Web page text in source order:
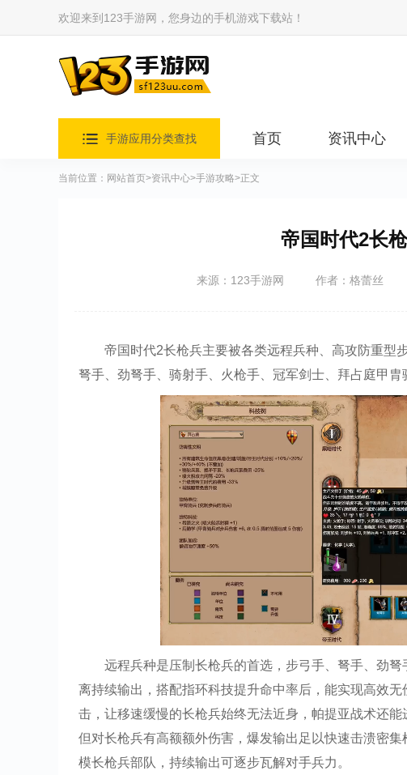
欢迎来到123手游网，您身边的手机游戏下载站！
手游应用分类查找 首页 资讯中心
当前位置： 网站首页>资讯中心>手游攻略>正文
帝国时代2长
来源：123手游网 作者：格蕾丝
帝国时代2长枪兵主要被各类远程兵种、高攻防重型
弩手、劲弩手、骑射手、火枪手、冠军剑士、拜占庭甲胄
远程兵种是压制长枪兵的首选，步弓手、弩手、劲
离持续输出，搭配指环科技提升命中率后，能实现高效
击，让移速缓慢的长枪兵始终无法近身，帕提亚战术还
但对长枪兵有高额额外伤害，爆发输出足以快速击溃密
模长枪兵部队，持续输出可逐步瓦解对手兵力。